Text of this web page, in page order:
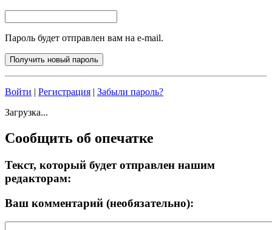
Пароль будет отправлен вам на e-mail.
Войти | Регистрация | Забыли пароль?
Загрузка...
Сообщить об опечатке
Текст, который будет отправлен нашим
редакторам:
Ваш комментарий (необязательно):